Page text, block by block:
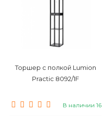
Торшер с полкой Lumion
Practic 8092/1F
В наличии 16